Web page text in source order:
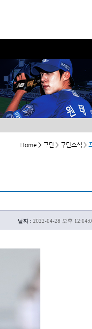
Home > 구단 > 구단소식 >
날짜 : 2022-04-28 오후